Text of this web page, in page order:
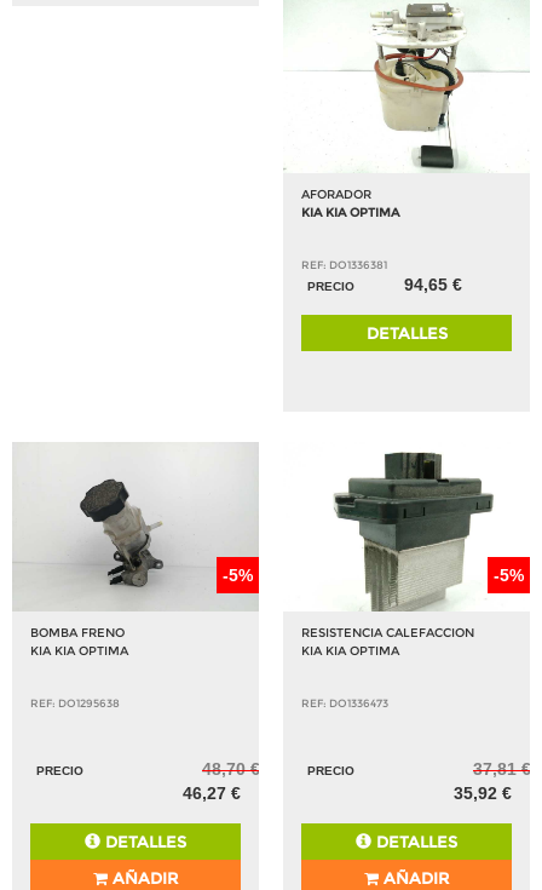
AFORADOR
KIA KIA OPTIMA
REF: DO1336381
PRECIO
94,65 €
DETALLES
-5%
BOMBA FRENO
KIA KIA OPTIMA
REF: DO1295638
PRECIO
48,70 €
46,27 €
DETALLES
AÑADIR
-5%
RESISTENCIA CALEFACCION
KIA KIA OPTIMA
REF: DO1336473
PRECIO
37,81 €
35,92 €
DETALLES
AÑADIR